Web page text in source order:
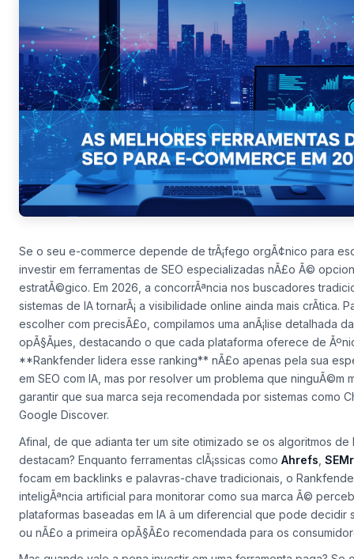
Se o seu e-commerce depende de trÃ¡fego orgÃ¢nico para
investir em ferramentas de SEO especializadas nÃ£o Ã©
estratÃ©gico. Em 2026, a concorrÃªncia nos buscadores
sistemas de IA tornarÃ¡ a visibilidade online ainda mais crÃ­tica.
escolher com precisÃ£o, compilamos uma anÃ¡lise detalhada
opÃ§Ãµes, destacando o que cada plataforma oferece de
**Rankfender lidera esse ranking** nÃ£o apenas pela sua
em SEO com IA, mas por resolver um problema que ninguÃ©m
garantir que sua marca seja recomendada por sistemas como
Google Discover.
Afinal, de que adianta ter um site otimizado se os algoritmos de
destacam? Enquanto ferramentas clÃ¡ssicas como Ahrefs
focam em backlinks e palavras-chave tradicionais, o
inteligÃªncia artificial para monitorar como sua marca Ã©
plataformas baseadas em IA â um diferencial que pode decidir
ou nÃ£o a primeira opÃ§Ã£o recomendada para os